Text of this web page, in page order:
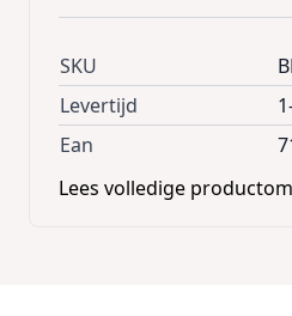
SKU
Levertijd
Ean
Lees volledige